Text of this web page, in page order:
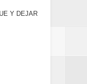
Y DEJAR